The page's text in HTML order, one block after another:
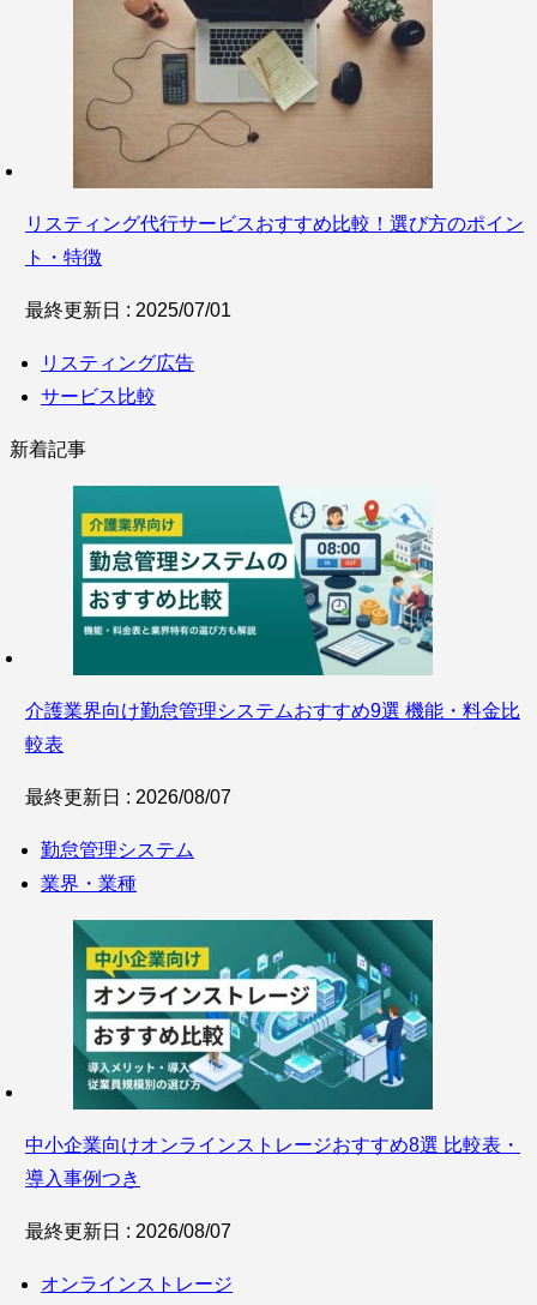
リスティング代行サービスおすすめ比較！選び方のポイン
ト・特徴
最終更新日 : 2025/07/01
リスティング広告
サービス比較
新着記事
介護業界向け勤怠管理システムおすすめ9選 機能・料金比
較表
最終更新日 : 2026/08/07
勤怠管理システム
業界・業種
中小企業向けオンラインストレージおすすめ8選 比較表・
導入事例つき
最終更新日 : 2026/08/07
オンラインストレージ